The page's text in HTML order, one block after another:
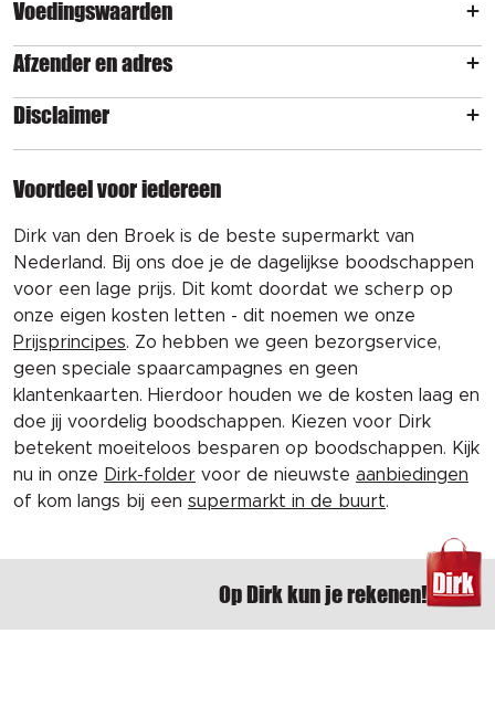
Voedingswaarden
Afzender en adres
Disclaimer
Voordeel voor iedereen
Dirk van den Broek is de beste supermarkt van
Nederland. Bij ons doe je de dagelijkse boodschappen
voor een lage prijs. Dit komt doordat we scherp op
onze eigen kosten letten - dit noemen we onze
Prijsprincipes. Zo hebben we geen bezorgservice,
geen speciale spaarcampagnes en geen
klantenkaarten. Hierdoor houden we de kosten laag en
doe jij voordelig boodschappen. Kiezen voor Dirk
betekent moeiteloos besparen op boodschappen. Kijk
nu in onze Dirk-folder voor de nieuwste aanbiedingen
of kom langs bij een supermarkt in de buurt.
Op Dirk kun je rekenen!